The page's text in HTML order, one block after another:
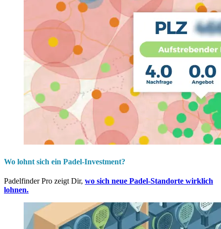
Wo lohnt sich ein Padel-Investment?
Padelfinder Pro zeigt Dir, wo sich neue Padel-Standorte wirklich
lohnen.